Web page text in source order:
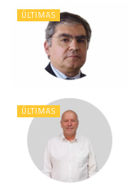
ÚLTIMAS
ÚLTIMAS